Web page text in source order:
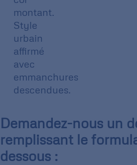
montant.
Style
urbain
affirmé
avec
emmanchures
descendues.
Demandez-nous un
remplissant le
dessous :